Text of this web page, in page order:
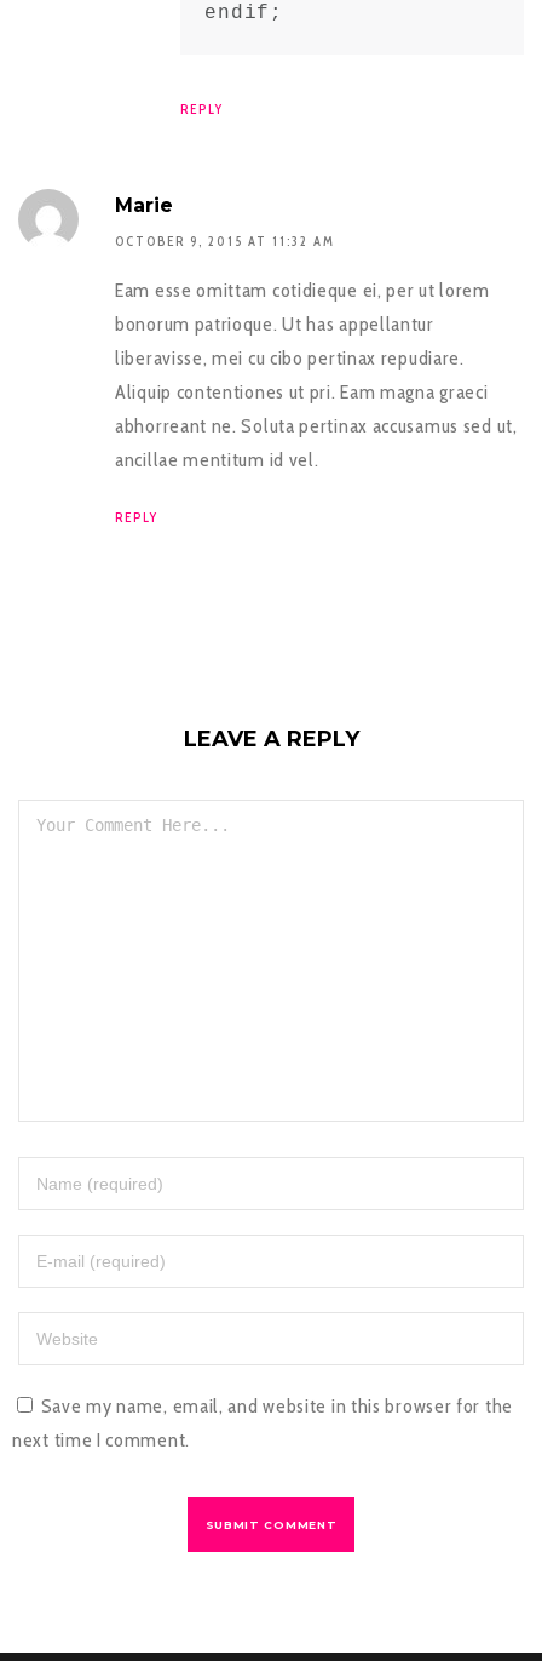
endif;
REPLY
Marie
OCTOBER 9, 2015 AT 11:32 AM
Eam esse omittam cotidieque ei, per ut lorem
bonorum patrioque. Ut has appellantur
liberavisse, mei cu cibo pertinax repudiare.
Aliquip contentiones ut pri. Eam magna graeci
abhorreant ne. Soluta pertinax accusamus sed ut,
ancillae mentitum id vel.
REPLY
LEAVE A REPLY
Save my name, email, and website in this browser for the
next time I comment.